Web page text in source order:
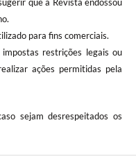
para fins comerciais.
restrições legais ou
ações permitidas pela
sejam desrespeitados os